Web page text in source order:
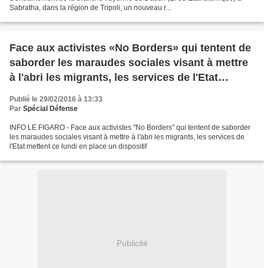
Sabratha, dans la région de Tripoli, un nouveau r...
Face aux activistes «No Borders» qui tentent de
saborder les maraudes sociales visant à mettre
à l'abri les migrants, les services de l'Etat
protection par les forces de sécurité
Publié le 29/02/2016 à 13:33
Par Spécial Défense
INFO LE FIGARO - Face aux activistes "No Borders" qui tentent de saborder
les maraudes sociales visant à mettre à l'abri les migrants, les services de
l'Etat mettent ce lundi en place un dispositif
Publicité